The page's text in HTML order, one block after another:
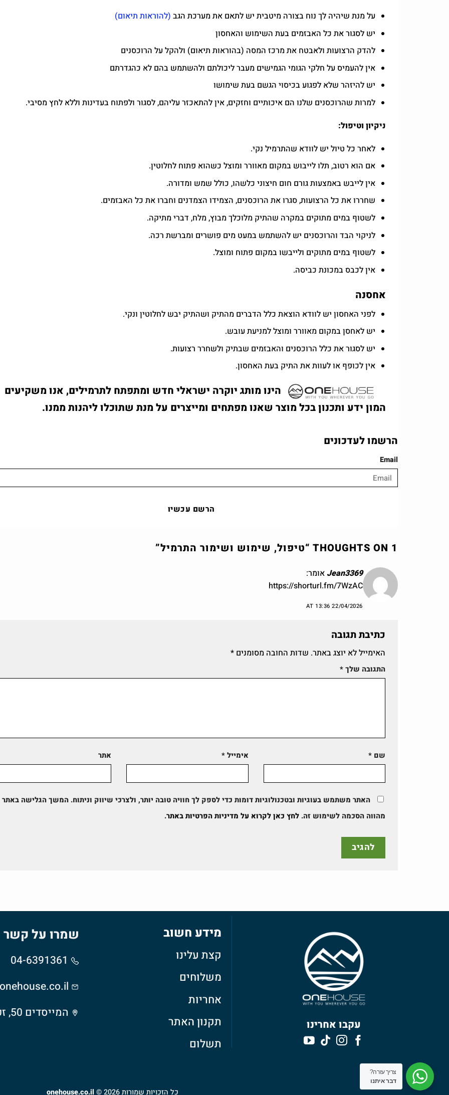
על מנת שיהיה לך נוח בצורה מיטבית יש לתאם את מערכת הגב (להוראות תיאום)
יש לסגור את כל האבזמים בעת השימוש והאחסון
להדק הרצועות ולאבטח את מרכז המסה (בהוראות תיאום) ולהקל על הרוכסנים
אין להעמיס על חלקי הגומי הגמישים מעבר ליכולתם ולהשתמש בהם לא כהגדרתם
יש להיזהר שלא לפגוע בכיסוי הגשם בעת שימושו
למרות שהרוכסנים שלנו הם איכותיים וחזקים, אין להתאכזר עליהם, לסגור ולפתוח בעדינות וללא לחץ מסיבי.
ניקיון וטיפול:
לאחר כל טיול יש לוודא שהתרמיל נקי.
אם הוא רטוב, תלו לייבוש במקום מאוורר ומוצל כשהוא פתוח לחלוטין.
אין לייבש באמצעות גורם חום חיצוני כלשהו, כולל שמש ומדורה.
שחררו את כל הרצועות, סגרו את הרוכסנים, הצמידו הצמדנים וחברו את כל האבזמים.
לשטוף במים מתוקים במקרה שהתיק מלוכלך מבוץ, מלח, דברי מתיקה.
לניקוי הבד והרוכסנים יש להשתמש במעט מים פושרים ומברשת רכה.
לשטוף במים מתוקים ולייבשו במקום פתוח ומוצל.
אין לכבס במכונת כביסה.
אחסנה
לפני האחסון יש לוודא הוצאת כלל הדברים מהתיק ושהתיק יבש לחלוטין ונקי.
יש לאחסן במקום מאוורר ומוצל למניעת עובש.
יש לסגור את כלל הרוכסנים והאבזמים שבתיק ולשחרר רצועות.
אין לכופף או לעוות את התיק בעת האחסון.
הינו מותג יוקרה ישראלי חדש ומתפתח לתרמילים, אנו משקיעים
המון ידע ותכנון בכל מוצר שאנו מפתחים ומייצרים על מנת שתוכלו ליהנות ממנו.
הרשמו לעדכונים
Email
הרשם עכשיו
1 THOUGHTS ON “ טיפול, שימוש ושימור התרמיל”
Jean3369 אומר:
https://shorturl.fm/7WzAC
22/04/2026 AT 13:36
כתיבת תגובה
האימייל לא יוצג באתר. שדות החובה מסומנים *
התגובה שלך*
שם * אימייל* אתר
האתר משתמש בעוגיות ובטכנולוגיות דומות כדי לספק לך חוויה טובה יותר, ולצרכי שיווק וניתוח. המשך הגלישה באתר
מהווה הסכמה לשימוש זה. לחץ כאן לקרוא על מדיניות הפרטיות באתר.
עקבו אחרינו
מידע חשוב
קצת עלינו
משלוחים
אחריות
תקנון האתר
תשלום
שמרו על קשר
04-6391361
המייסדים 50, זכרון יעקב
כל הזכויות שמורות 2026 © onehouse.co.il
צריך עזרה?
דבר איתנו